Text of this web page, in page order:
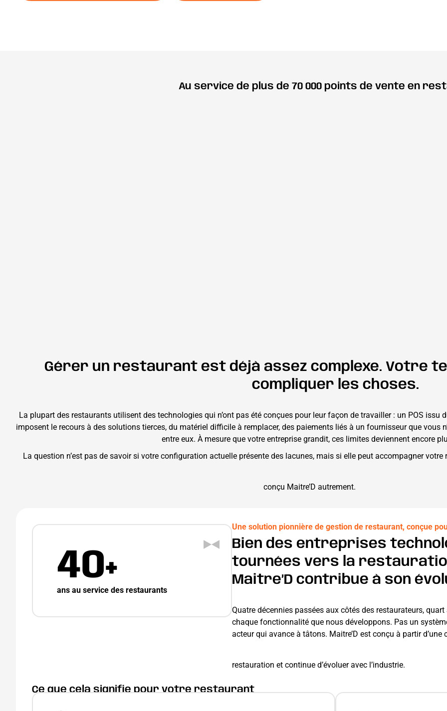
Au service de plus de 70 000 points de vente en
Gérer un restaurant est déjà assez complexe. Votre
compliquer les choses.
La plupart des restaurants utilisent des technologies qui n’ont pas été conçues pour leur façon de travailler : un POS
imposent le recours à des solutions tierces, du matériel difficile à remplacer, des paiements liés à un fournisseur que vous
entre eux. À mesure que votre entreprise grandit, ces limites deviennent encore
La question n’est pas de savoir si votre configuration actuelle présente des lacunes, mais si elle peut accompagner
conçu Maitre’D autrement.
40+
ans au service des restaurants
Une solution pionnière de gestion de restaurant, conçue
Bien des entreprises
tournées vers la
Maitre’D contribue à son
Quatre décennies passées aux côtés des restaurateurs,
chaque fonctionnalité que nous développons. Pas un
acteur qui avance à tâtons. Maitre’D est conçu à partir
restauration et continue d’évoluer avec l’industrie.
Ce que cela signifie pour votre restaurant